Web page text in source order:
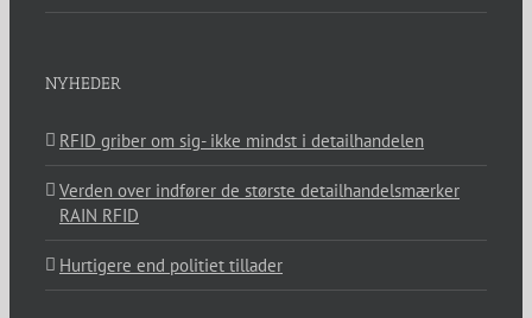
NYHEDER
RFID griber om sig- ikke mindst i detailhandelen
Verden over indfører de største detailhandelsmærker
RAIN RFID
Hurtigere end politiet tillader